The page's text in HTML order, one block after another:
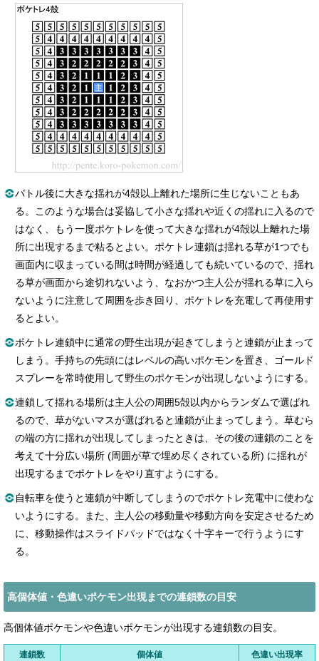
バトル後に大きな揺れが4殻以上離れた場所に生じないこともあ
る。このような場合は妥協して小さな揺れや近くの揺れに入るので
はなく、もう一度ポケトレを使って大きな揺れが4殻以上離れた場
所に出現するまで粘るとよい。ポケトレ連鎖は揺れる草が1つでも
画面内に収まっている間は時間が経過しても続いているので、揺れ
る草が画面から途切れないよう、なおかつ主人公が揺れる草に入ら
ないように注意して周囲を歩き回り、ポケトレを充電して再使用す
るとよい。
ポケトレ連鎖中に通常の野生出現が起きてしまうと連鎖が止まって
しまう。手持ちの先頭にはレベルの高いポケモンを置き、ゴールド
スプレーを常時使用して野生のポケモンが出現しないようにする。
連鎖して揺れる場所は主人公の周囲5殻以内からランダムで選ばれ
るので、草がないマスが選ばれると連鎖が止まってしまう。草むら
の端の方に揺れが出現してしまったときは、その後の連鎖のことを
考えて十分広い場所 (周囲が草で埋め尽くされている所) に揺れが
出現するまでポケトレをやり直すようにする。
自転車を使うと連鎖が中断してしまうのでポケトレ充電中に使わな
いようにする。また、主人公の移動量や移動方向を安定させるため
に、移動操作はスライドパッドではなく十字キーで行うようにす
る。
高個体値・色違いポケモン出現までの連鎖数の目安
高個体値ポケモンや色違いポケモンが出現する連鎖数の目安。
連鎖数 個体値 色違い出現率